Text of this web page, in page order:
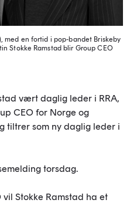
med en fortid i pop-bandet Briskeby
Stokke Ramstad blir Group CEO
vært daglig leder i RRA,
CEO for Norge og
tiltrer som ny daglig leder i
torsdag.
vil Stokke Ramstad ha et